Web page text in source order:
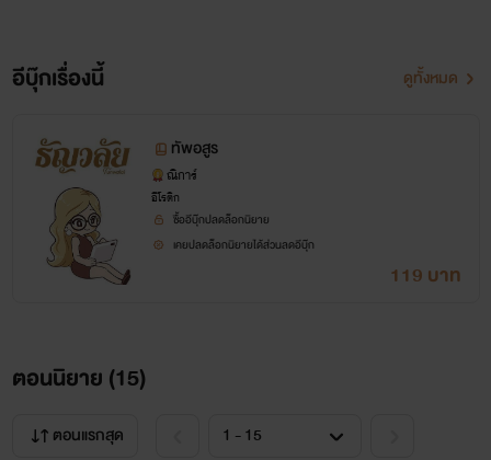
อีบุ๊กเรื่องนี้ ดูทั้งหมด
ทัพอสูร
ณิการ์
อีโรติก
ซื้ออีบุ๊กปลดล็อกนิยาย
เคยปลดล็อกนิยายได้ส่วนลดอีบุ๊ก
119 บาท
ตอนนิยาย (15)
ตอนแรกสุด